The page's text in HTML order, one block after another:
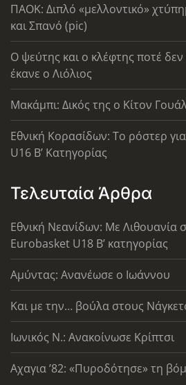
ΠΑΟΚ: Διπλό «μελλοντικό»
και Σπανό (pic)
Ο ψεύτης και ο κλέφτης ποτέ δεν
έκανε ο Λιόλιος
Μακάμπι: Δικός της ο Κίτον
Εθνική Κορασίδων: Το ρόστερ
U16 B’ Κατηγορίας
Τελευταία Άρθρα
Εθνική Νεανίδων: Με Λιθουανία
Eurobasket U18 Β’ κατηγορίας
Αμύντας: Ανανέωσε ο Ιωάννου
Και με την… βούλα στους
Ιωνικός Ν.: Ανακοίνωσε Κρίπτσι
Αχαγια ’82: «Πυροδότησε» τη